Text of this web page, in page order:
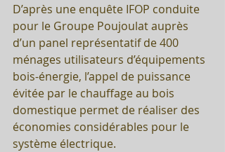
D’après une enquête IFOP conduite
pour le Groupe Poujoulat auprès
d’un panel représentatif de 400
ménages utilisateurs d’équipements
bois-énergie, l’appel de puissance
évitée par le chauffage au bois
domestique permet de réaliser des
économies considérables pour le
système électrique.